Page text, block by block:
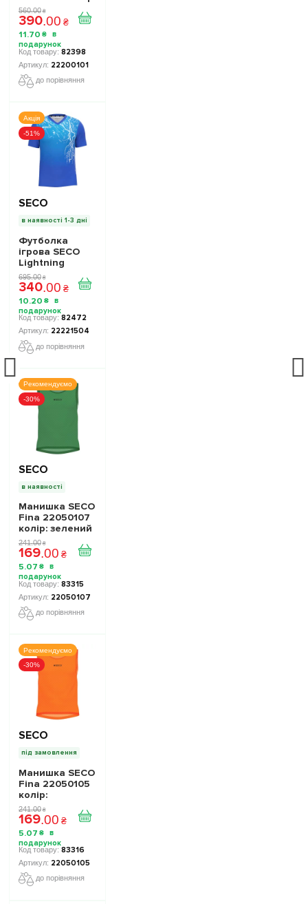
чорний
560.00 ₴
390.00 ₴
11.70 ₴
82398
22200101
до порівняння
Акція
-51%
SECO
в наявності 1-3 дні
Футболка
ігрова SECO
Lightning
22221504
колiр: синій
695.00 ₴
340.00 ₴
10.20 ₴
82472
22221504
до порівняння
Рекомендуємо
-30%
SECO
в наявності
Манишка SECO
Fina 22050107
колiр: зелений
241.00 ₴
169.00 ₴
5.07 ₴
83315
22050107
до порівняння
Рекомендуємо
-30%
SECO
під замовлення
Манишка SECO
Fina 22050105
колiр:
помаранчева
кислота
241.00 ₴
169.00 ₴
5.07 ₴
83316
22050105
до порівняння